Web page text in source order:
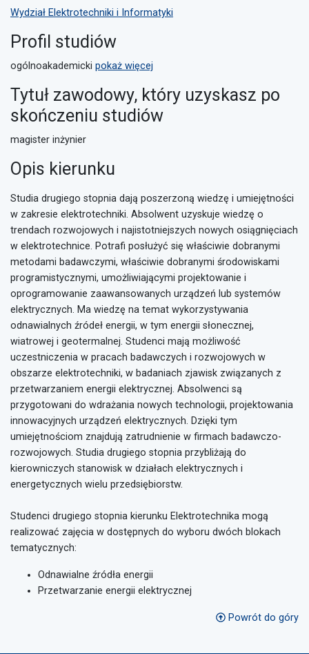
Wydział Elektrotechniki i Informatyki
Profil studiów
ogólnoakademicki pokaż więcej
Tytuł zawodowy, który uzyskasz po
skończeniu studiów
magister inżynier
Opis kierunku
Studia drugiego stopnia dają poszerzoną wiedzę i umiejętności
w zakresie elektrotechniki. Absolwent uzyskuje wiedzę o
trendach rozwojowych i najistotniejszych nowych osiągnięciach
w elektrotechnice. Potrafi posłużyć się właściwie dobranymi
metodami badawczymi, właściwie dobranymi środowiskami
programistycznymi, umożliwiającymi projektowanie i
oprogramowanie zaawansowanych urządzeń lub systemów
elektrycznych. Ma wiedzę na temat wykorzystywania
odnawialnych źródeł energii, w tym energii słonecznej,
wiatrowej i geotermalnej. Studenci mają możliwość
uczestniczenia w pracach badawczych i rozwojowych w
obszarze elektrotechniki, w badaniach zjawisk związanych z
przetwarzaniem energii elektrycznej. Absolwenci są
przygotowani do wdrażania nowych technologii, projektowania
innowacyjnych urządzeń elektrycznych. Dzięki tym
umiejętnościom znajdują zatrudnienie w firmach badawczo-
rozwojowych. Studia drugiego stopnia przybliżają do
kierowniczych stanowisk w działach elektrycznych i
energetycznych wielu przedsiębiorstw.
Studenci drugiego stopnia kierunku Elektrotechnika mogą
realizować zajęcia w dostępnych do wyboru dwóch blokach
tematycznych:
Odnawialne źródła energii
Przetwarzanie energii elektrycznej
Powrót do góry